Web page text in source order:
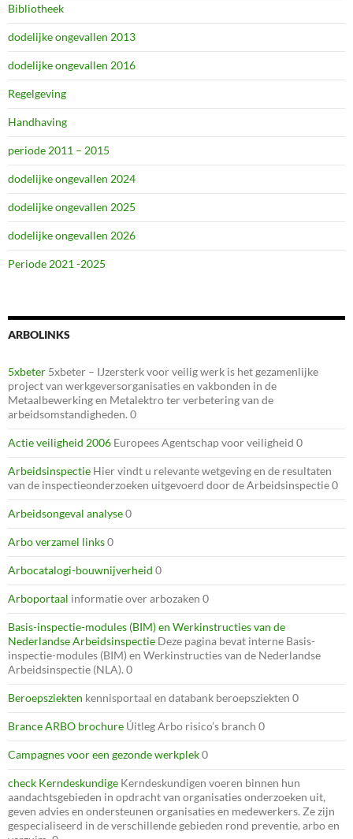
Bibliotheek
dodelijke ongevallen 2013
dodelijke ongevallen 2016
Regelgeving
Handhaving
periode 2011 – 2015
dodelijke ongevallen 2024
dodelijke ongevallen 2025
dodelijke ongevallen 2026
Periode 2021 -2025
ARBOLINKS
5xbeter 5xbeter – IJzersterk voor veilig werk is het gezamenlijke
project van werkgeversorganisaties en vakbonden in de
Metaalbewerking en Metalektro ter verbetering van de
arbeidsomstandigheden. 0
Actie veiligheid 2006 Europees Agentschap voor veiligheid 0
Arbeidsinspectie Hier vindt u relevante wetgeving en de resultaten
van de inspectieonderzoeken uitgevoerd door de Arbeidsinspectie 0
Arbeidsongeval analyse0
Arbo verzamel links0
Arbocatalogi-bouwnijverheid 0
Arboportaal informatie over arbozaken 0
Basis-inspectie-modules (BIM) en Werkinstructies van de
Nederlandse Arbeidsinspectie Deze pagina bevat interne Basis-
inspectie-modules (BIM) en Werkinstructies van de Nederlandse
Arbeidsinspectie (NLA). 0
Beroepsziekten kennisportaal en databank beroepsziekten 0
Brance ARBO brochure Úitleg Arbo risico’s branch 0
Campagnes voor een gezonde werkplek0
check Kerndeskundige Kerndeskundigen voeren binnen hun
aandachtsgebieden in opdracht van organisaties onderzoeken uit,
geven advies en ondersteunen organisaties en medewerkers. Ze zijn
gespecialiseerd in de verschillende gebieden rond preventie, arbo en